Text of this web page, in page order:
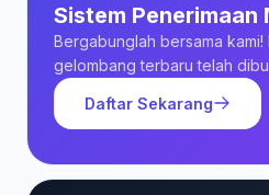
Sistem Penerimaan
Bergabunglah bersama kami!
gelombang terbaru telah
Daftar Sekarang